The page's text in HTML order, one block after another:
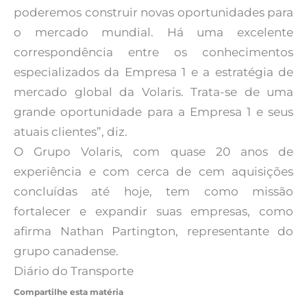
poderemos construir novas oportunidades para
o mercado mundial. Há uma excelente
correspondência entre os conhecimentos
especializados da Empresa 1 e a estratégia de
mercado global da Volaris. Trata-se de uma
grande oportunidade para a Empresa 1 e seus
atuais clientes”, diz.
O Grupo Volaris, com quase 20 anos de
experiência e com cerca de cem aquisições
concluídas até hoje, tem como missão
fortalecer e expandir suas empresas, como
afirma Nathan Partington, representante do
grupo canadense.
Diário do Transporte
Compartilhe esta matéria